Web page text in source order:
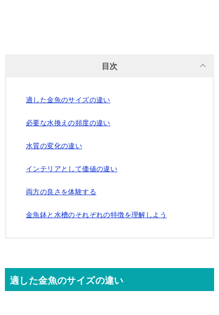
目次
適した金魚のサイズの違い
必要な水換えの頻度の違い
水質の変化の違い
インテリアとして価値の違い
両方の良さを体験する
金魚鉢と水槽のそれぞれの特徴を理解しよう
適した金魚のサイズの違い